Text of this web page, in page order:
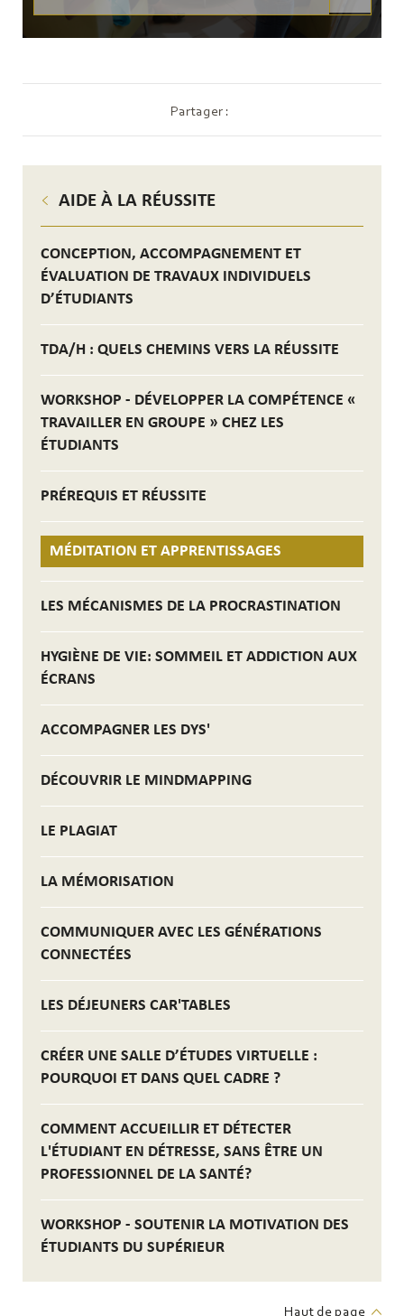
AIDE À LA RÉUSSITE
CONCEPTION, ACCOMPAGNEMENT ET
ÉVALUATION DE TRAVAUX INDIVIDUELS
D’ÉTUDIANTS
TDA/H : QUELS CHEMINS VERS LA RÉUSSITE
WORKSHOP - DÉVELOPPER LA COMPÉTENCE «
TRAVAILLER EN GROUPE » CHEZ LES
ÉTUDIANTS
PRÉREQUIS ET RÉUSSITE
MÉDITATION ET APPRENTISSAGES
LES MÉCANISMES DE LA PROCRASTINATION
HYGIÈNE DE VIE: SOMMEIL ET ADDICTION AUX
ÉCRANS
ACCOMPAGNER LES DYS'
DÉCOUVRIR LE MINDMAPPING
LE PLAGIAT
LA MÉMORISATION
COMMUNIQUER AVEC LES GÉNÉRATIONS
CONNECTÉES
LES DÉJEUNERS CAR'TABLES
CRÉER UNE SALLE D’ÉTUDES VIRTUELLE :
POURQUOI ET DANS QUEL CADRE ?
COMMENT ACCUEILLIR ET DÉTECTER
L'ÉTUDIANT EN DÉTRESSE, SANS ÊTRE UN
PROFESSIONNEL DE LA SANTÉ?
WORKSHOP - SOUTENIR LA MOTIVATION DES
ÉTUDIANTS DU SUPÉRIEUR
Partager :
Haut de page